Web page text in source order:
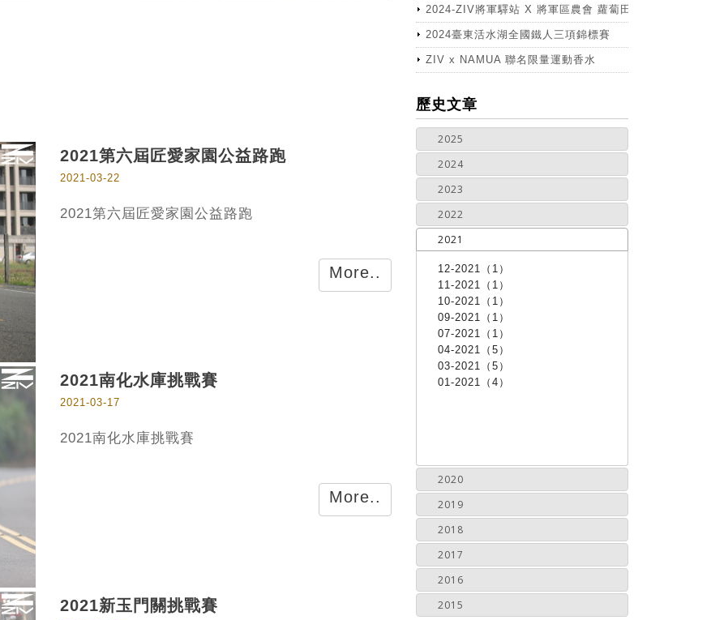
2021第六屆匠愛家園公益路跑
2021-03-22
2021第六屆匠愛家園公益路跑
More..
2021南化水庫挑戰賽
2021-03-17
2021南化水庫挑戰賽
More..
2021新玉門關挑戰賽
2024-ZIV將軍驛站 X 將軍區農會 蘿蔔田體驗活動
2024臺東活水湖全國鐵人三項錦標賽
ZIV x NAMUA 聯名限量運動香水
more
歷史文章
2025
2024
2023
2022
2021
12-2021（1）
11-2021（1）
10-2021（1）
09-2021（1）
07-2021（1）
04-2021（5）
03-2021（5）
01-2021（4）
2020
2019
2018
2017
2016
2015